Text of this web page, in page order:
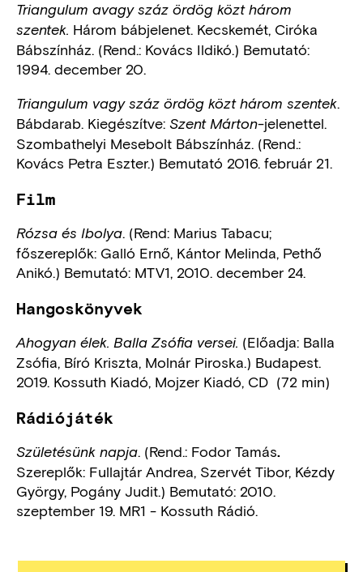
Triangulum avagy száz ördög közt három
szentek. Három bábjelenet. Kecskemét, Ciróka
Bábszínház. (Rend.: Kovács Ildikó.) Bemutató:
1994. december 20.
Triangulum vagy száz ördög közt három szentek.
Bábdarab. Kiegészítve: Szent Márton-jelenettel.
Szombathelyi Mesebolt Bábszínház. (Rend.:
Kovács Petra Eszter.) Bemutató 2016. február 21.
Film
Rózsa és Ibolya. (Rend: Marius Tabacu;
főszereplők: Galló Ernő, Kántor Melinda, Pethő
Anikó.) Bemutató: MTV1, 2010. december 24.
Hangoskönyvek
Ahogyan élek. Balla Zsófia versei. (Előadja: Balla
Zsófia, Bíró Kriszta, Molnár Piroska.) Budapest.
2019. Kossuth Kiadó, Mojzer Kiadó, CD (72 min)
Rádiójáték
Születésünk napja. (Rend.: Fodor Tamás.
Szereplők: Fullajtár Andrea, Szervét Tibor, Kézdy
György, Pogány Judit.) Bemutató: 2010.
szeptember 19. MR1 - Kossuth Rádió.